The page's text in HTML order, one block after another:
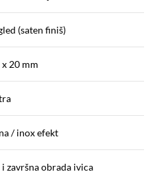
(saten finiš)
20 mm
/ inox efekt
završna obrada ivica